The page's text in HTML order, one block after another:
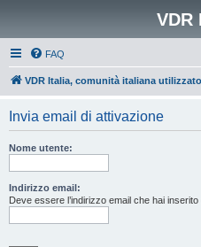
VDR
FAQ
VDR Italia, comunità italiana
Invia email di attivazione
Nome utente:
Indirizzo email:
Deve essere l’indirizzo email che hai